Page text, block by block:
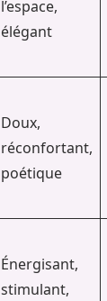
l’espace,
élégant
Doux,
réconfortant,
poétique
Énergisant,
stimulant,